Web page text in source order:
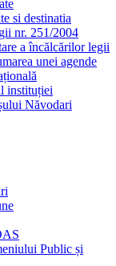
si destinatia
nr. 251/2004
a încălcărilor legii
unei agende
instituției
Năvodari
Public și